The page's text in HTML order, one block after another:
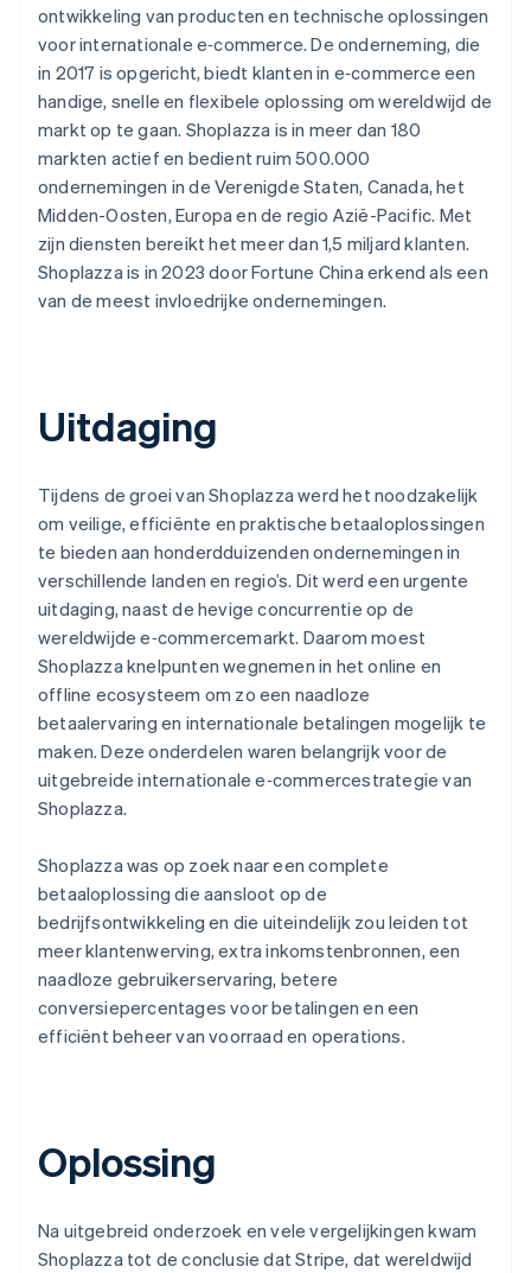
ontwikkeling van producten en technische oplossingen
voor internationale e‑commerce. De onderneming, die
in 2017 is opgericht, biedt klanten in e‑commerce een
handige, snelle en flexibele oplossing om wereldwijd de
markt op te gaan. Shoplazza is in meer dan 180
markten actief en bedient ruim 500.000
ondernemingen in de Verenigde Staten, Canada, het
Midden-Oosten, Europa en de regio Azië-Pacific. Met
zijn diensten bereikt het meer dan 1,5 miljard klanten.
Shoplazza is in 2023 door Fortune China erkend als een
van de meest invloedrijke ondernemingen.
Uitdaging
Tijdens de groei van Shoplazza werd het noodzakelijk
om veilige, efficiënte en praktische betaaloplossingen
te bieden aan honderdduizenden ondernemingen in
verschillende landen en regio’s. Dit werd een urgente
uitdaging, naast de hevige concurrentie op de
wereldwijde e‑commercemarkt. Daarom moest
Shoplazza knelpunten wegnemen in het online en
offline ecosysteem om zo een naadloze
betaalervaring en internationale betalingen mogelijk te
maken. Deze onderdelen waren belangrijk voor de
uitgebreide internationale e‑commercestrategie van
Shoplazza.
Shoplazza was op zoek naar een complete
betaaloplossing die aansloot op de
bedrijfsontwikkeling en die uiteindelijk zou leiden tot
meer klantenwerving, extra inkomstenbronnen, een
naadloze gebruikerservaring, betere
conversiepercentages voor betalingen en een
efficiënt beheer van voorraad en operations.
Oplossing
Na uitgebreid onderzoek en vele vergelijkingen kwam
Shoplazza tot de conclusie dat Stripe, dat wereldwijd